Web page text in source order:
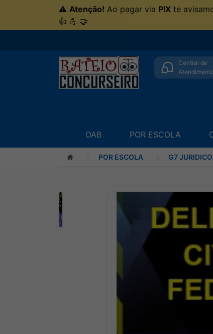
⚠ Atenção! Ao pagar via PIX te
👍 💪 🤝
Central de
OAB POR ESCOLA
POR ESCOLA G7 JURIDICO